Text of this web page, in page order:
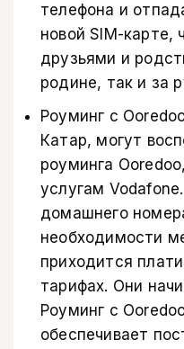
телефона и
новой SIM-карте,
друзьями и
родине, так и за
Роуминг с
Катар, могут
роуминга
услугам
домашнего
необходимости
приходится
тарифах. Они
Роуминг с
обеспечивает